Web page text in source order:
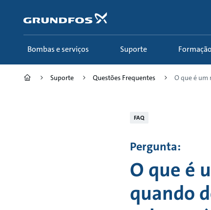
conteúdo
principal
Bombas e serviços Suporte Formação
Suporte Questões Frequentes O que é um
FAQ
Pergunta:
O que é
quando